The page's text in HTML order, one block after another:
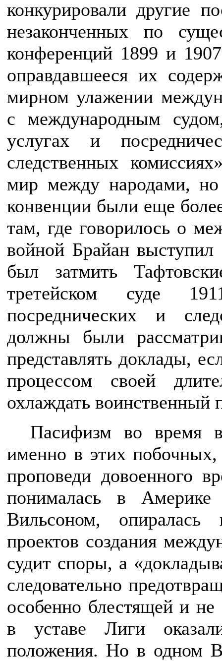
конкурировали другие
незаконченных по
конференций 1899 и
оправдавшееся их
мирном улажении
с международным
услугах и
следственных
мир между народами, но
конвенции были еще
там, где говорилось о
войной Брайан
был затмить
третейском суде
посреднических и
должны были
представлять доклады,
процессом своей
охлаждать
Пасифизм во время
именно в этих
проповеди довоенного
понималась в
Вильсоном, опиралась
проектов создания
судит споры, а
следовательно
особенно блестящей и
в уставе Лиги
положения. Но в одном